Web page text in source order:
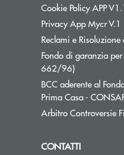
Cookie Policy APP
Privacy App Mycr V.1
Reclami e
Fondo di garanzia per
662/96)Apre una
BCC aderente al
Prima Casa -
Arbitro Controversie
CONTATTI